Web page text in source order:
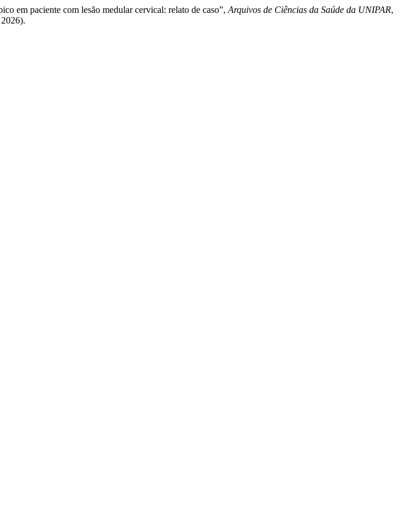
em paciente com lesão medular cervical: relato de caso”, Arquivos de Ciências da Saúde da UNIPAR,